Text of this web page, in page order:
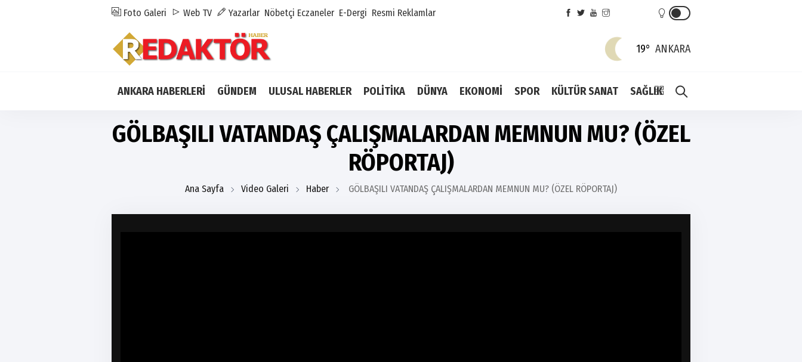
Foto Galeri Web TV Yazarlar Nöbetçi Eczaneler E-Dergi Resmi Reklamlar
19° ANKARA
ANKARA HABERLERİ GÜNDEM ULUSAL HABERLER POLİTİKA DÜNYA EKONOMİ SPOR KÜLTÜR SANAT SAĞLIK
GÖLBAŞILI VATANDAŞ ÇALIŞMALARDAN MEMNUN MU? (ÖZEL
RÖPORTAJ)
Ana Sayfa Video Galeri Haber GÖLBAŞILI VATANDAŞ ÇALIŞMALARDAN MEMNUN MU? (ÖZEL RÖPORTAJ)